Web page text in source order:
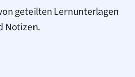
geteilten Lernunterlagen
Notizen.